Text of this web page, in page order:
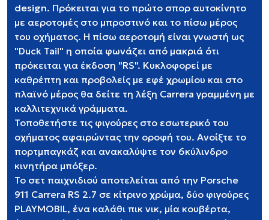
design. Πρόκειται για το πρώτο σπορ αυτοκίνητο
με αεροτομές στο μπροστινό και το πίσω μέρος
του οχήματος. Η πίσω αεροτομή είναι γνωστή ως
"Duck Tail" η οποία φωνάζει από μακριά ότι
πρόκειται για έκδοση "RS". Κυκλοφορεί με
καθρέπτη και προβολείς με εφέ χρωμίου και στο
πλαϊνό μέρος θα δείτε τη λέξη Carrera γραμμένη με
καλλιτεχνικά γράμματα.
Τοποθετήστε τις φιγούρες στο εσωτερικό του
οχήματος αφαιρώντας την οροφή του. Ανοίξτε το
πορτμπαγκάζ και ανακαλύψτε τον 6κύλινδρο
κινητήρα μπόξερ.
Το σετ παιχνιδιού αποτελείται από την Porsche
911 Carrera RS 2.7 σε κίτρινο χρώμα, δύο φιγούρες
PLAYMOBIL, ένα καλάθι πικ νικ, μία κουβέρτα,